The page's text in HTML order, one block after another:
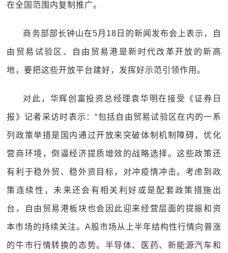
在全国范围内复制推广。
商务部部长钟山在5月18日的新闻发布会上表示，自
由贸易试验区、自由贸易港是新时代改革开放的新高
地，要把这些开放平台建好，发挥好示范引领作用。
对此，华辉创富投资总经理袁华明在接受《证券日
报》记者采访时表示：“包括自由贸易试验区在内的一系
列政策举措是国内通过开放来突破体制机制障碍，优化
营商环境，倒逼经济提质增效的战略选择。这些政策还
有利于稳外贸、稳外资目标，对冲疫情冲击。考虑到政
策连续性，未来还会有相关利好或是配套政策措施出
台，自由贸易港板块也会因此迎来经营层面的提振和资
本市场的持续关注。A股市场从上半年结构性行情向普涨
的牛市行情转换的态势。半导体、医药、新能源汽车和